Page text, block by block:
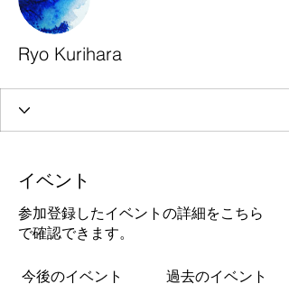
Ryo Kurihara
イベント
参加登録したイベントの詳細をこちら
で確認できます。
今後のイベント 過去のイベント